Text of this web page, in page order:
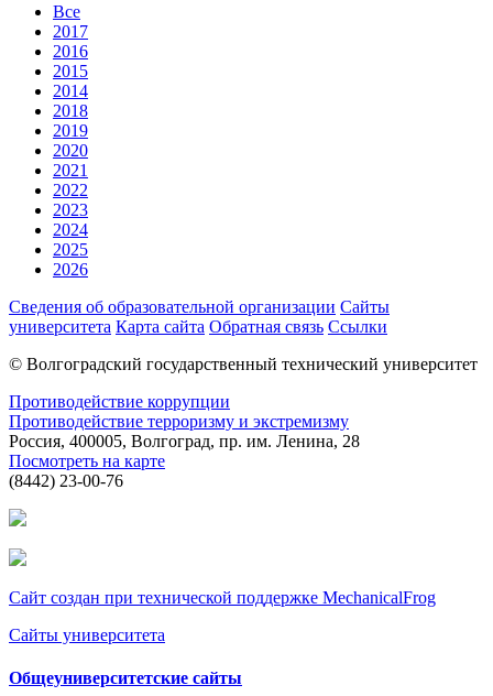
Все
2017
2016
2015
2014
2018
2019
2020
2021
2022
2023
2024
2025
2026
Сведения об образовательной организации Сайты
университета Карта сайта Обратная связь Ссылки
© Волгоградский государственный технический университет
Противодействие коррупции
Противодействие терроризму и экстремизму
Россия, 400005, Волгоград, пр. им. Ленина, 28
Посмотреть на карте
(8442) 23-00-76
Сайт создан при технической поддержке MechanicalFrog
Сайты университета
Общеуниверситетские сайты